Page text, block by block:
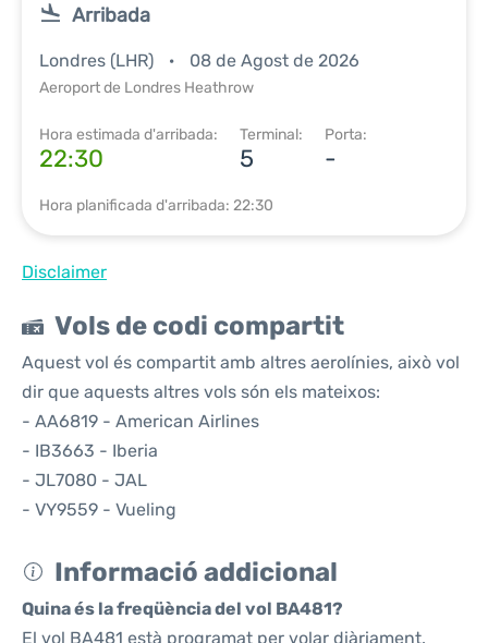
Arribada
Londres (LHR) 08 de Agost de 2026
Aeroport de Londres Heathrow
Hora estimada d'arribada:
22:30
Terminal:
5
Porta:
-
Hora planificada d'arribada: 22:30
Disclaimer
Vols de codi compartit
Aquest vol és compartit amb altres aerolínies, això vol
dir que aquests altres vols són els mateixos:
- AA6819 - American Airlines
- IB3663 - Iberia
- JL7080 - JAL
- VY9559 - Vueling
Informació addicional
Quina és la freqüència del vol BA481?
El vol BA481 està programat per volar diàriament.